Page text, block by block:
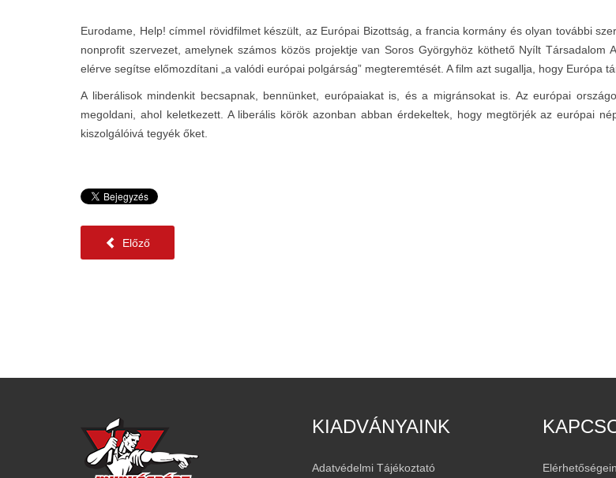
Eurodame, Help! címmel rövidfilmet készült, az Európai Bizottság, a francia kormány és olyan további
nonprofit szervezet, amelynek számos közös projektje van Soros Györgyhöz köthető Nyílt
elérve segítse előmozdítani „a valódi európai polgárság” megteremtését. A film azt sugallja, hogy Európa
A liberálisok mindenkit becsapnak, bennünket, európaiakat is, és a migránsokat is. Az európai
megoldani, ahol keletkezett. A liberális körök azonban abban érdekeltek, hogy megtörjék az európai
kiszolgálóivá tegyék őket.
Előző
KIADVÁNYAINK
Adatvédelmi Tájékoztató